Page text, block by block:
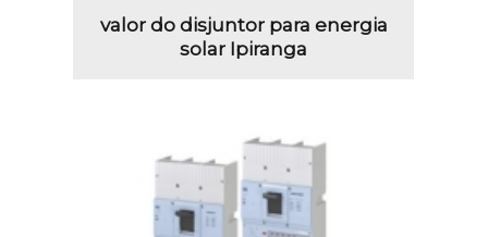
valor do disjuntor para energia
solar Ipiranga